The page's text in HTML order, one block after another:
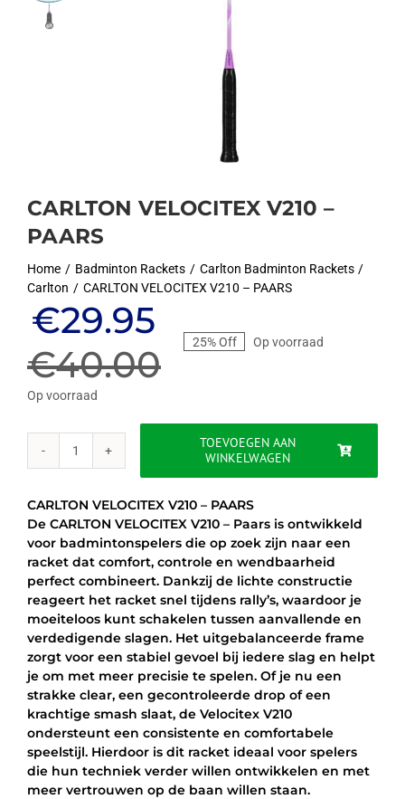
CARLTON VELOCITEX V210 –
PAARS
Home Badminton Rackets
Carlton Badminton Rackets
Carlton
CARLTON VELOCITEX V210 – PAARS
€40.00
Oorspronkelijke
prijs
was:
€40.00.
€29.95
Huidige
prijs
is:
€29.95.
25% Off Op voorraad
Op voorraad
CARLTON
VELOCITEX
PAARS
TOEVOEGEN AAN
WINKELWAGEN
CARLTON VELOCITEX V210 – PAARS
De CARLTON VELOCITEX V210 – Paars is ontwikkeld
voor badmintonspelers die op zoek zijn naar een
racket dat comfort, controle en wendbaarheid
perfect combineert. Dankzij de lichte constructie
reageert het racket snel tijdens rally’s, waardoor je
moeiteloos kunt schakelen tussen aanvallende en
verdedigende slagen. Het uitgebalanceerde frame
zorgt voor een stabiel gevoel bij iedere slag en helpt
je om met meer precisie te spelen. Of je nu een
strakke clear, een gecontroleerde drop of een
krachtige smash slaat, de Velocitex V210
ondersteunt een consistente en comfortabele
speelstijl. Hierdoor is dit racket ideaal voor spelers
die hun techniek verder willen ontwikkelen en met
meer vertrouwen op de baan willen staan.